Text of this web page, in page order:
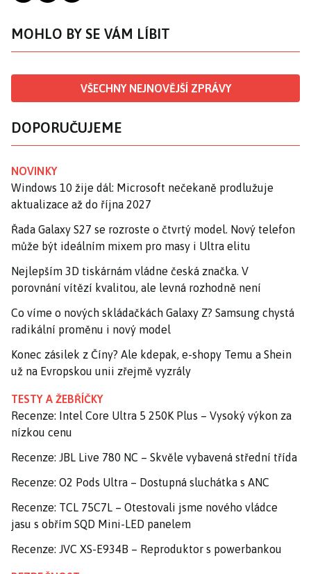
MOHLO BY SE VÁM LÍBIT
VŠECHNY NEJNOVĚJŠÍ ZPRÁVY
DOPORUČUJEME
NOVINKY
Windows 10 žije dál: Microsoft nečekaně prodlužuje
aktualizace až do října 2027
Řada Galaxy S27 se rozroste o čtvrtý model. Nový telefon
může být ideálním mixem pro masy i Ultra elitu
Nejlepším 3D tiskárnám vládne česká značka. V
porovnání vítězí kvalitou, ale levná rozhodně není
Co víme o nových skládačkách Galaxy Z? Samsung chystá
radikální proměnu i nový model
Konec zásilek z Číny? Ale kdepak, e-shopy Temu a Shein
už na Evropskou unii zřejmě vyzrály
TESTY A ŽEBŘÍČKY
Recenze: Intel Core Ultra 5 250K Plus – Vysoký výkon za
nízkou cenu
Recenze: JBL Live 780 NC – Skvěle vybavená střední třída
Recenze: O2 Pods Ultra – Dostupná sluchátka s ANC
Recenze: TCL 75C7L – Otestovali jsme nového vládce
jasu s obřím SQD Mini-LED panelem
Recenze: JVC XS-E934B – Reproduktor s powerbankou